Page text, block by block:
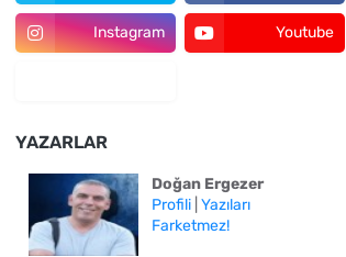
Instagram Youtube
YAZARLAR
Doğan Ergezer
Profili| Yazıları
Farketmez!